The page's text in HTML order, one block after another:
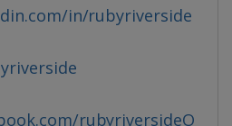
in/rubyriverside
rubyriversideO